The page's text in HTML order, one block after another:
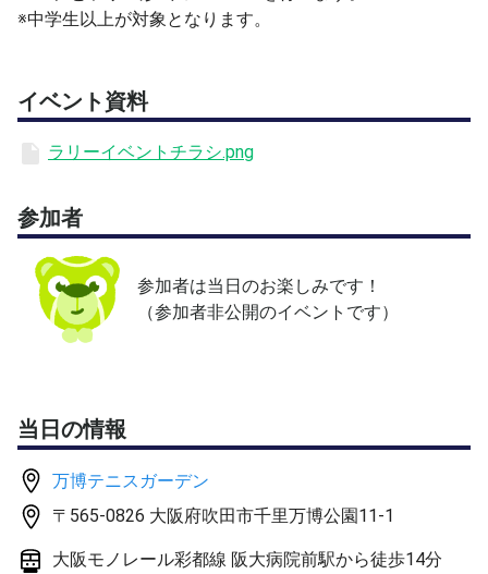
※中学生以上が対象となります。
イベント資料
ラリーイベントチラシ.png
参加者
参加者は当日のお楽しみです！
（参加者非公開のイベントです）
当日の情報
万博テニスガーデン
〒565-0826 大阪府吹田市千里万博公園11-1
大阪モノレール彩都線 阪大病院前駅から徒歩14分